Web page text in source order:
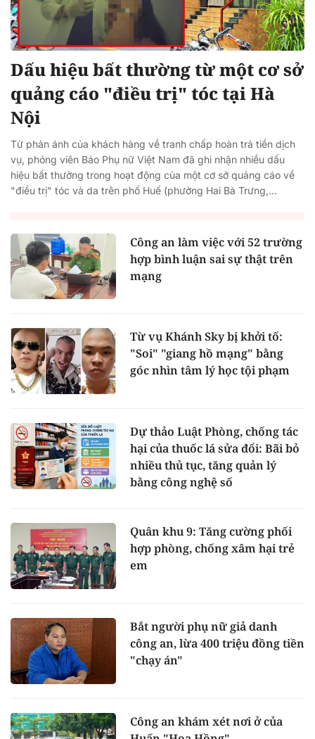
Dấu hiệu bất thường từ một cơ sở
quảng cáo "điều trị" tóc tại Hà
Nội
Từ phản ánh của khách hàng về tranh chấp hoàn trả tiền dịch
vụ, phóng viên Báo Phụ nữ Việt Nam đã ghi nhận nhiều dấu
hiệu bất thường trong hoạt động của một cơ sở quảng cáo về
"điều trị" tóc và da trên phố Huế (phường Hai Bà Trưng,...
Công an làm việc với 52 trường
hợp bình luận sai sự thật trên
mạng
Từ vụ Khánh Sky bị khởi tố:
"Soi" "giang hồ mạng" bằng
góc nhìn tâm lý học tội phạm
Dự thảo Luật Phòng, chống tác
hại của thuốc lá sửa đổi: Bãi bỏ
nhiều thủ tục, tăng quản lý
bằng công nghệ số
Quân khu 9: Tăng cường phối
hợp phòng, chống xâm hại trẻ
em
Bắt người phụ nữ giả danh
công an, lừa 400 triệu đồng tiền
"chạy án"
Công an khám xét nơi ở của